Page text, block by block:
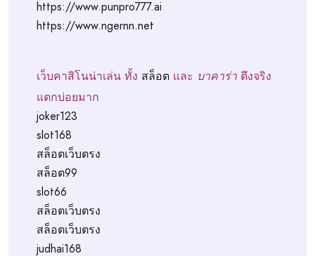
https://www.punpro777.ai
https://www.ngernn.net
เว็บคาสิโนน่าเล่น ทั้ง สล็อต และ บาคาร่า ตึงจริง
แตกบ่อยมาก
joker123
slot168
สล็อตเว็บตรง
สล็อต99
slot66
สล็อตเว็บตรง
สล็อตเว็บตรง
judhai168